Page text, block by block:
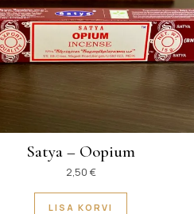
Satya – Oopium
2,50 €
LISA KORVI